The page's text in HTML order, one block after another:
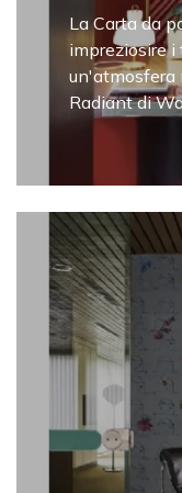
La Carta da
impreziosire
un'atmosfera
Radiant di